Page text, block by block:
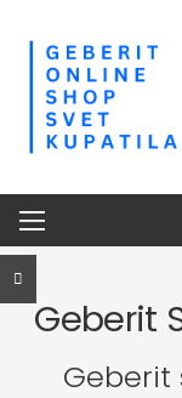
Geberit
Geberit